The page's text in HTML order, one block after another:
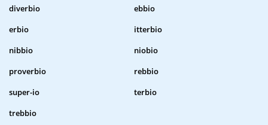
diverbio
ebbio
erbio
itterbio
nibbio
niobio
proverbio
rebbio
super-io
terbio
trebbio